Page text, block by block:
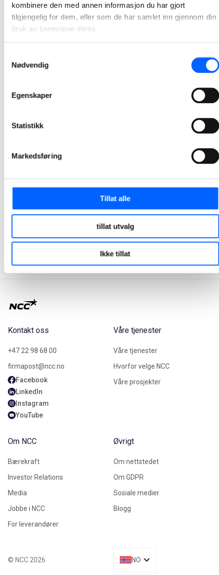
kombinere den med annen informasjon du har gjort
tilgjengelig for dem, eller som de har samlet inn gjennom din
bruk av tjenestene deres.
Nødvendig
Egenskaper
Statistikk
Markedsføring
Tillat alle
tillat utvalg
Ikke tillat
2023-02-01 21:06
Manager, Media Relations Norway, NCC Group
Send epost
Kontakt oss
+47 22 98 68 00
firmapost@ncc.no
Facebook
LinkedIn
Instagram
YouTube
Våre tjenester
Våre tjenester
Hvorfor velge NCC
Våre prosjekter
Om NCC
Bærekraft
Investor Relations
Media
Jobbe i NCC
For leverandører
Øvrigt
Om nettstedet
Om GDPR
Sosiale medier
Blogg
© NCC 2026 NO